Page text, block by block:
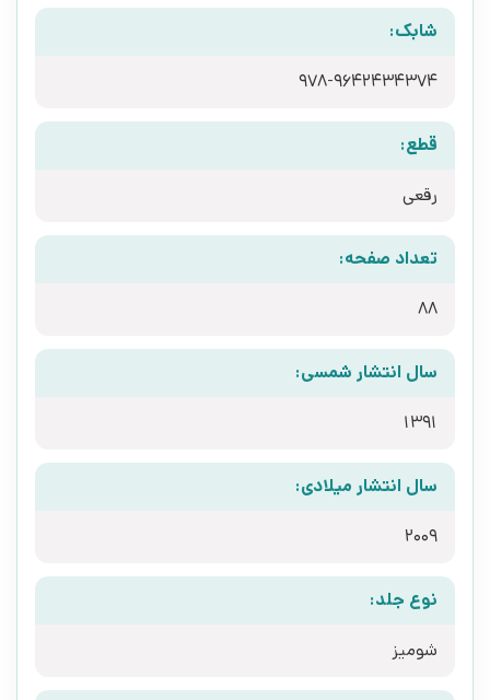
شابک:
978-9642434374
قطع:
رقعی
تعداد صفحه:
88
سال انتشار شمسی:
1391
سال انتشار میلادی:
2009
نوع جلد:
شومیز